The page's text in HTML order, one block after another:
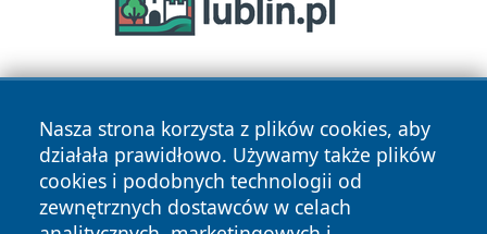
Nasza strona korzysta z plików cookies, aby
działała prawidłowo. Używamy także plików
cookies i podobnych technologii od
zewnętrznych dostawców w celach
Copyright © 2026 otososnowiec.pl Wszystkie prawa